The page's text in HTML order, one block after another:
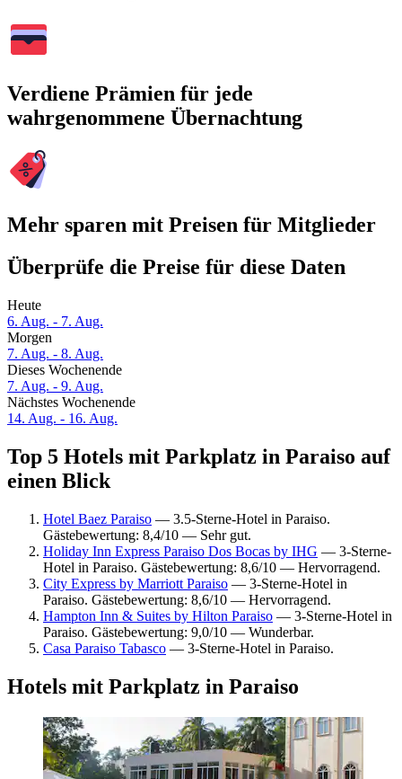
Verdiene Prämien für jede
wahrgenommene Übernachtung
Mehr sparen mit Preisen für Mitglieder
Überprüfe die Preise für diese Daten
Heute
6. Aug. - 7. Aug.
Morgen
7. Aug. - 8. Aug.
Dieses Wochenende
7. Aug. - 9. Aug.
Nächstes Wochenende
14. Aug. - 16. Aug.
Top 5 Hotels mit Parkplatz in Paraiso auf
einen Blick
Hotel Baez Paraiso — 3.5-Sterne-Hotel in Paraiso.
Gästebewertung: 8,4/10 — Sehr gut.
Holiday Inn Express Paraiso Dos Bocas by IHG — 3-Sterne-
Hotel in Paraiso. Gästebewertung: 8,6/10 — Hervorragend.
City Express by Marriott Paraiso — 3-Sterne-Hotel in
Paraiso. Gästebewertung: 8,6/10 — Hervorragend.
Hampton Inn & Suites by Hilton Paraiso — 3-Sterne-Hotel in
Paraiso. Gästebewertung: 9,0/10 — Wunderbar.
Casa Paraiso Tabasco — 3-Sterne-Hotel in Paraiso.
Hotels mit Parkplatz in Paraiso